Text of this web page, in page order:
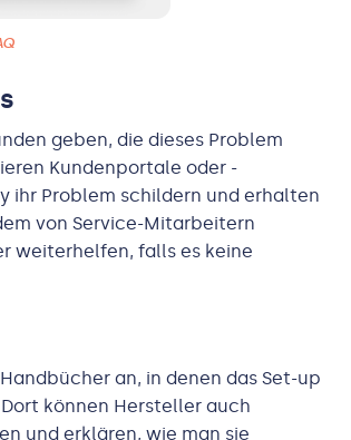
geben, die dieses Problem
Kundenportale oder -
ihr Problem schildern und erhalten
von Service-Mitarbeitern
weiterhelfen, falls es keine
an, in denen das Set-up
können Hersteller auch
und erklären, wie man sie